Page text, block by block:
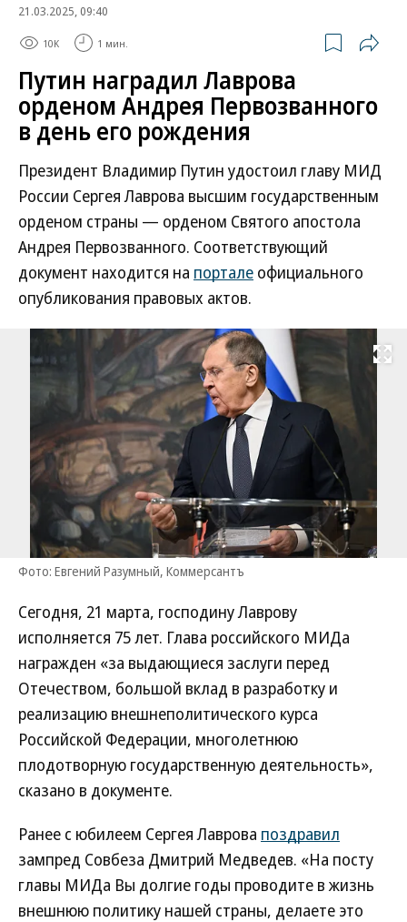
21.03.2025, 09:40
10K 1 мин.
Путин наградил Лаврова
орденом Андрея Первозванного
в день его рождения
Президент Владимир Путин удостоил главу МИД
России Сергея Лаврова высшим государственным
орденом страны — орденом Святого апостола
Андрея Первозванного. Соответствующий
документ находится на портале официального
опубликования правовых актов.
Развернуть
Фото: Евгений Разумный, Коммерсантъ
Сегодня, 21 марта, господину Лаврову
исполняется 75 лет. Глава российского МИДа
награжден «за выдающиеся заслуги перед
Отечеством, большой вклад в разработку и
реализацию внешнеполитического курса
Российской Федерации, многолетнюю
плодотворную государственную деятельность»,
сказано в документе.
Ранее с юбилеем Сергея Лаврова поздравил
зампред Совбеза Дмитрий Медведев. «На посту
главы МИДа Вы долгие годы проводите в жизнь
внешнюю политику нашей страны, делаете это